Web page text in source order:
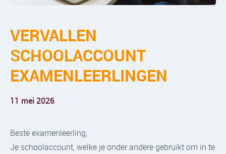
VERVALLEN
SCHOOLACCOUNT
EXAMENLEERLINGEN
11 mei 2026
Beste examenleerling,
Je schoolaccount, welke je onder andere gebruikt om in te